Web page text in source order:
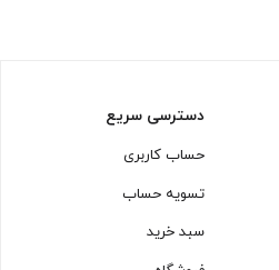
دسترسی سریع
حساب کاربری
تسویه حساب
سبد خرید